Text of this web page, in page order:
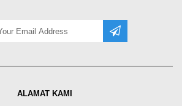
ALAMAT KAMI